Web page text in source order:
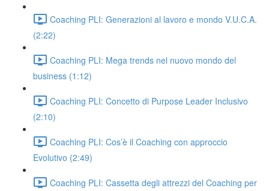
Coaching PLI: Generazioni al lavoro e mondo V.U.C.A.
(2:22)
Coaching PLI: Mega trends nel nuovo mondo del
business (1:12)
Coaching PLI: Concetto di Purpose Leader Inclusivo
(2:10)
Coaching PLI: Cos’è il Coaching con approccio
Evolutivo (2:49)
Coaching PLI: Cassetta degli attrezzi del Coaching per